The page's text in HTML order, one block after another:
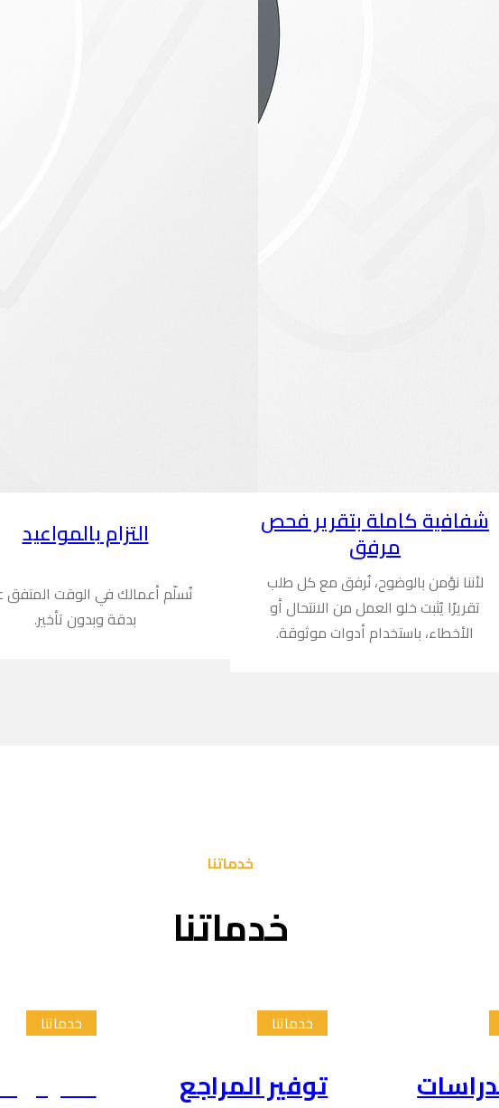
شفافية كاملة بتقرير فحص
مرفق
لأننا نؤمن بالوضوح، نُرفق مع كل طلب
تقريرًا يُثبت خلو العمل من الانتحال أو
الأخطاء، باستخدام أدوات موثوقة.
التزام بالمواعيد
نُسلّم أعمالك في الوقت المتفق
بدقة وبدون تأخير.
خدماتنا
خدماتنا
خدماتنا
توفير المراجع
خدماتنا
تلخيص